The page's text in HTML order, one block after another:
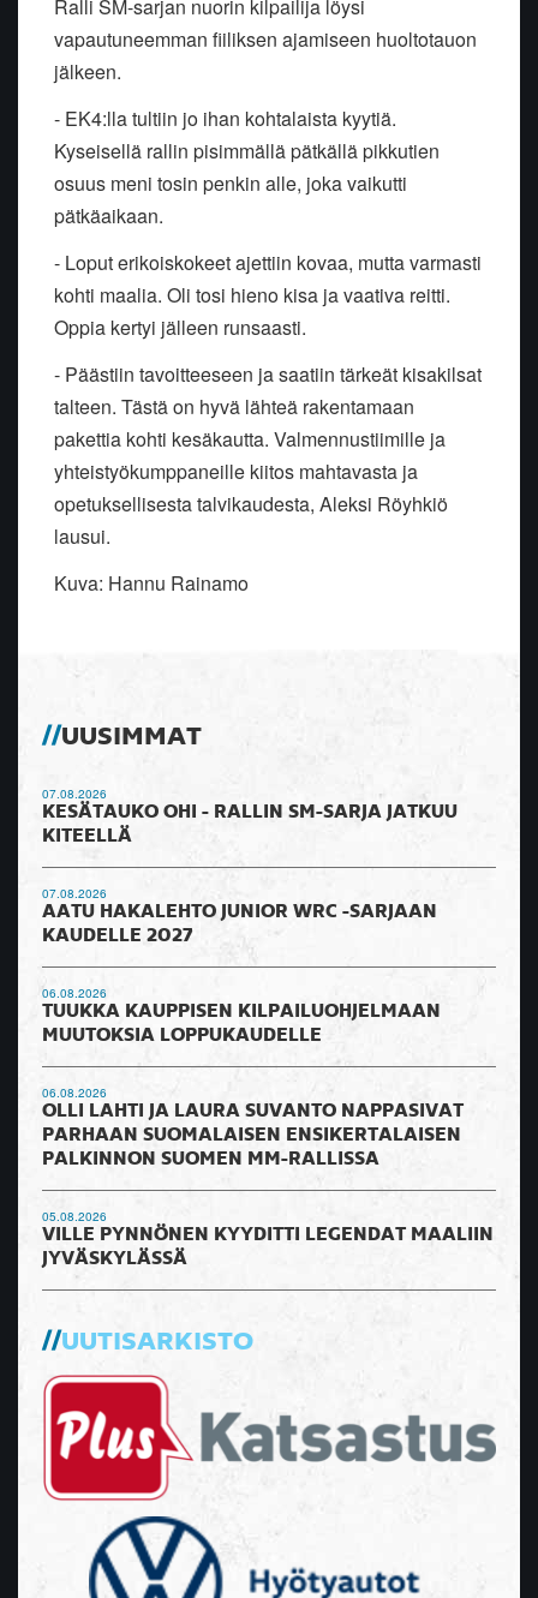
Ralli SM-sarjan nuorin kilpailija löysi
vapautuneemman fiiliksen ajamiseen huoltotauon
jälkeen.
- EK4:lla tultiin jo ihan kohtalaista kyytiä.
Kyseisellä rallin pisimmällä pätkällä pikkutien
osuus meni tosin penkin alle, joka vaikutti
pätkäaikaan.
- Loput erikoiskokeet ajettiin kovaa, mutta varmasti
kohti maalia. Oli tosi hieno kisa ja vaativa reitti.
Oppia kertyi jälleen runsaasti.
- Päästiin tavoitteeseen ja saatiin tärkeät kisakilsat
talteen. Tästä on hyvä lähteä rakentamaan
pakettia kohti kesäkautta. Valmennustiimille ja
yhteistyökumppaneille kiitos mahtavasta ja
opetuksellisesta talvikaudesta, Aleksi Röyhkiö
lausui.
Kuva: Hannu Rainamo
UUSIMMAT
07.08.2026
KESÄTAUKO OHI - RALLIN SM-SARJA JATKUU
KITEELLÄ
07.08.2026
AATU HAKALEHTO JUNIOR WRC -SARJAAN
KAUDELLE 2027
06.08.2026
TUUKKA KAUPPISEN KILPAILUOHJELMAAN
MUUTOKSIA LOPPUKAUDELLE
06.08.2026
OLLI LAHTI JA LAURA SUVANTO NAPPASIVAT
PARHAAN SUOMALAISEN ENSIKERTALAISEN
PALKINNON SUOMEN MM-RALLISSA
05.08.2026
VILLE PYNNÖNEN KYYDITTI LEGENDAT MAALIIN
JYVÄSKYLÄSSÄ
UUTISARKISTO